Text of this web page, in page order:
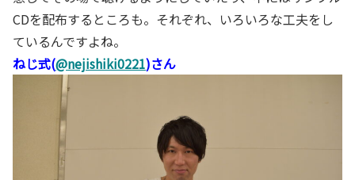
CDを配布するところも。それぞれ、いろいろな工夫をし
ているんですよね。
ねじ式(@nejishiki0221)さん